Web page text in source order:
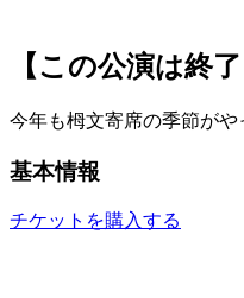
【この公演は終
今年も栂文寄席の季節がや
基本情報
チケットを購入する